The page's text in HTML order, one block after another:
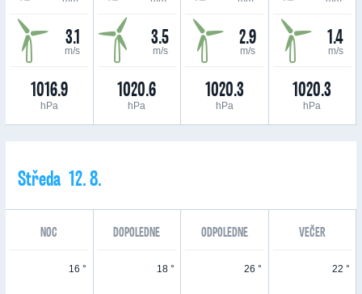
3.1
m/s
1016.9
hPa
3.5
m/s
1020.6
hPa
2.9
m/s
1020.3
hPa
1.4
m/s
1020.3
hPa
Středa 12. 8.
NOC DOPOLEDNE ODPOLEDNE VEČER
16 ° 18 ° 26 ° 22 °